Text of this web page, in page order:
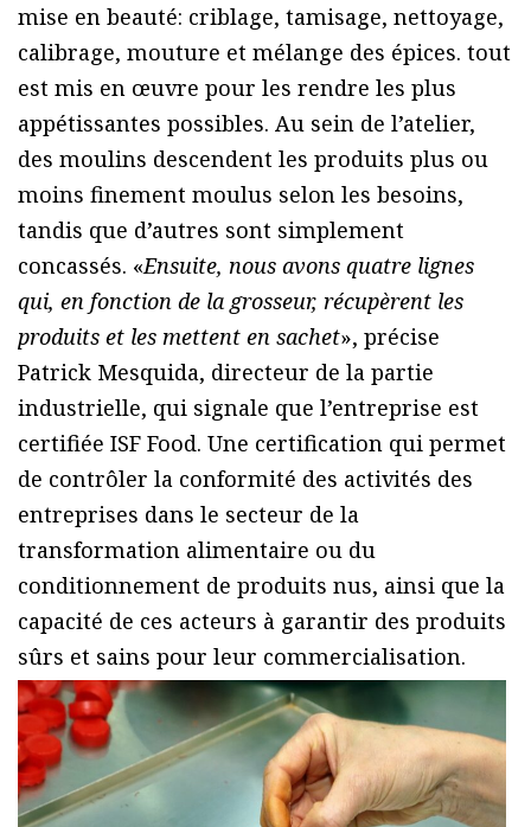
mise en beauté: criblage, tamisage, nettoyage,
calibrage, mouture et mélange des épices. tout
est mis en œuvre pour les rendre les plus
appétissantes possibles. Au sein de l’atelier,
des moulins descendent les produits plus ou
moins finement moulus selon les besoins,
tandis que d’autres sont simplement
concassés. «Ensuite, nous avons quatre lignes
qui, en fonction de la grosseur, récupèrent les
produits et les mettent en sachet», précise
Patrick Mesquida, directeur de la partie
industrielle, qui signale que l’entreprise est
certifiée ISF Food. Une certification qui permet
de contrôler la conformité des activités des
entreprises dans le secteur de la
transformation alimentaire ou du
conditionnement de produits nus, ainsi que la
capacité de ces acteurs à garantir des produits
sûrs et sains pour leur commercialisation.